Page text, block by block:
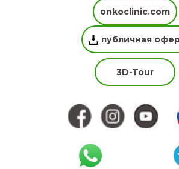
onkoclinic.com
публичная
3D-Tour